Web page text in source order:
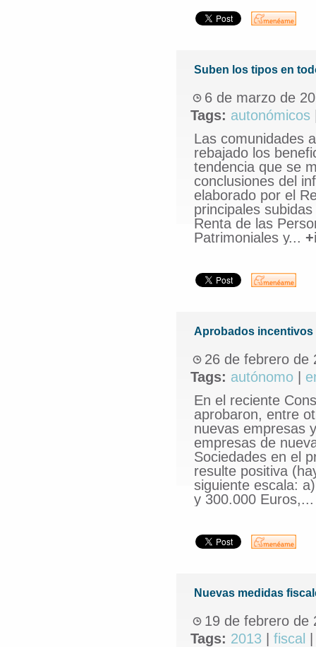
Suben los tipos en
6 de marzo de
Tags: autonómicos
Las comunidades
rebajado los
tendencia que se
conclusiones del
elaborado por el
principales
Renta de las
Patrimoniales y...
Aprobados incentivos
26 de febrero de
Tags: autónomo
En el reciente
aprobaron, entre
nuevas empresas
empresas de
Sociedades en el
resulte positiva
siguiente escala:
y 300.000
Nuevas medidas
19 de febrero de
Tags: 2013 fiscal